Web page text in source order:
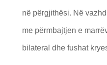
në përgjithësi. Në
me përmbajtjen e
bilateral dhe fushat